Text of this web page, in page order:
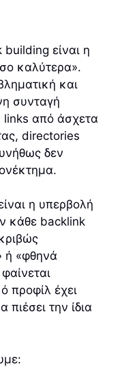
είναι η
καλύτερα».
και
συνταγή
από άσχετα
directories
δεν
η υπερβολή
κάθε backlink
ή «φθηνά
προφίλ έχει
πιέσει την ίδια